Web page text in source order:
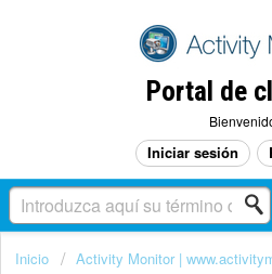
Portal de
Iniciar sesión
Inicio Activity Monitor |